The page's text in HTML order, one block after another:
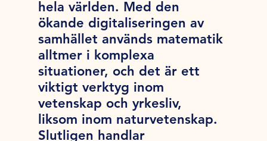
hela världen. Med den
ökande digitaliseringen av
samhället används matematik
alltmer i komplexa
situationer, och det är ett
viktigt verktyg inom
vetenskap och yrkesliv,
liksom inom naturvetenskap.
Slutligen handlar